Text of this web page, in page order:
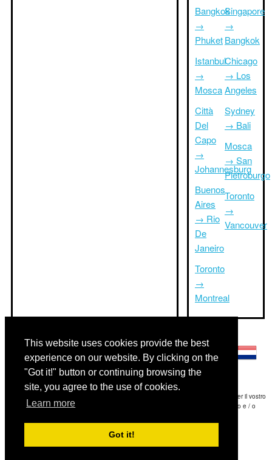
This website uses cookies provide the best
experience on our website. By clicking on the
"Got it!" button or continuing browsing the
site, you agree to the use of cookies.
Learn more
Got it!
Bangkok
→
Phuket
Istanbul
→
Mosca
Città
Del
Capo
→
Johannesburg
Buenos
Aires
→ Rio
De
Janeiro
Toronto
→
Montreal
Singapore
→
Bangkok
Chicago
→ Los
Angeles
Sydney
→ Bali
Mosca
→ San
Pietroburgo
Toronto
→
Vancouver
Disclaimer: Le informazioni visualizzate su questo sito è la nostra migliore stima e per il vostro
riferimento soltanto.Triptimeto.com non è responsabile di eventuali ritardi viaggio e / o